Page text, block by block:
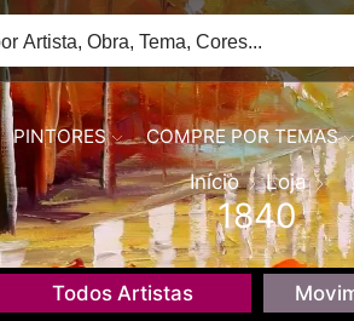
PINTORES COMPRE POR TEMAS
Início Loja
1840
Todos Artistas